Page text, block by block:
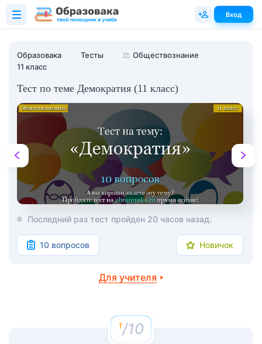
Образовака Тесты ⚖️ Обществознание
11 класс
Тест по теме Демократия (11 класс)
Последний раз тест пройден 20 часов назад.
10 вопросов Новичок
Для учителя
/10
Вход